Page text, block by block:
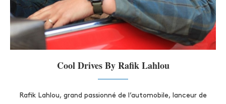
Cool Drives By Rafik Lahlou
Rafik Lahlou, grand passionné de l’automobile, lanceur de